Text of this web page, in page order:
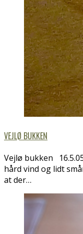
VEJLØ BUKKEN
Vejlø bukken
hård vind og lidt
at der…